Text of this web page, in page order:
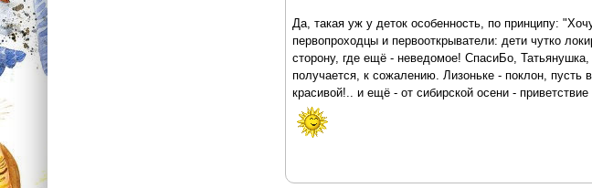
Да, такая уж у деток особенность, по принципу:
первопроходцы и первооткрыватели: дети чутко
сторону, где ещё - неведомое! СпасиБо,
получается, к сожалению. Лизоньке - поклон, пусть
красивой!.. и ещё - от сибирской осени -